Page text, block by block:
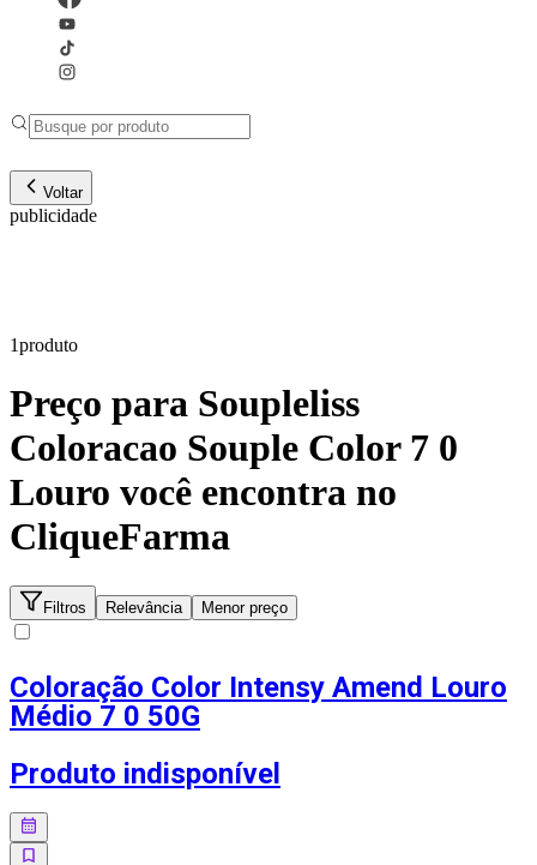
Voltar
publicidade
1produto
Preço para Soupleliss
Coloracao Souple Color 7 0
Louro você encontra no
CliqueFarma
Filtros Relevância Menor preço
Coloração Color Intensy Amend Louro
Médio 7 0 50G
Produto indisponível